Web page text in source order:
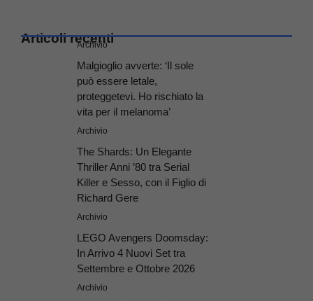
Articoli recenti
Archivio
Malgioglio avverte: ‘Il sole
può essere letale,
proteggetevi. Ho rischiato la
vita per il melanoma’
Archivio
The Shards: Un Elegante
Thriller Anni ’80 tra Serial
Killer e Sesso, con il Figlio di
Richard Gere
Archivio
LEGO Avengers Doomsday:
In Arrivo 4 Nuovi Set tra
Settembre e Ottobre 2026
Archivio